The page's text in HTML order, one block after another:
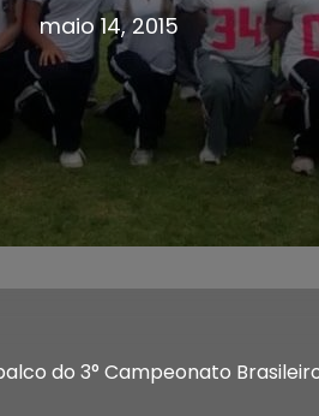
maio 14, 2015
do 3° Campeonato